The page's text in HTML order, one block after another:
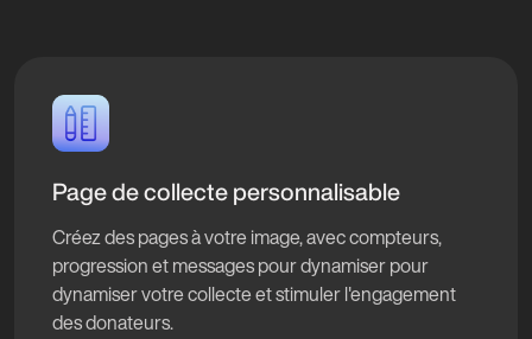
Page de collecte personnalisable
Créez des pages à votre image, avec compteurs,
progression et messages pour dynamiser pour
dynamiser votre collecte et stimuler l'engagement
des donateurs.